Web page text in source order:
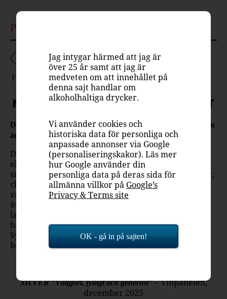
Passar till
Fågel Fläsk Lamm Nöt Ost
NYHET I BESTÄLLNINGSSORTIMENTET
Den hyllade klassikern Trapiche Malbec Oak Cask finns nu
äntligen även på box.
Den fylliga smaken har mörkfruktiga toner och
elegant fatkaraktär, vilket passar perfekt till
smakrika kötträtter som högrevsgryta, viltfärsbiffar,
chili con carne, boeuf bourguignon, lammstek eller
valfri köttbit med grill- eller stekyta. Vinet gör sig
även ypperligt som sällskap till mustiga pastarätter,
lagrad ost eller som elegant sällskapsvin på egen
hand. Trapiche Malbec Oak Cask på box finns i
Systembolagets beställningssortiment och kan
beställas till samtliga butiker och ombud.
SILVER ”Välgjort, fylligt och generöst”– Vinpanelen,
december 2025
Jag intygar härmed att jag är
över 25 år samt att jag är
medveten om att innehållet på
denna sajt handlar om
alkoholhaltiga drycker.
Vi använder cookies och
historiska data för personliga och
anpassade annonser via Google
(personaliseringskakor). Läs mer
hur Google använder din
personliga data på deras sida för
allmänna villkor på Google’s
Privacy & Terms site
OK - gå in på sajten!